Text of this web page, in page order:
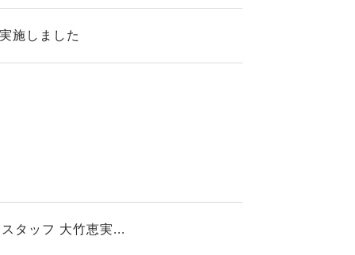
施しました
タッフ 大竹恵実...